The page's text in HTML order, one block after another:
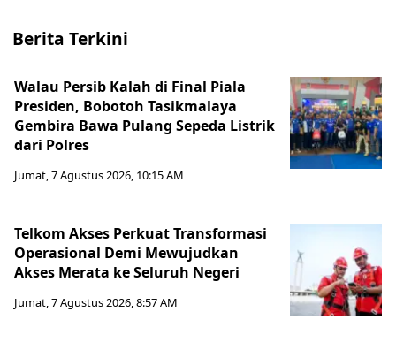
Berita Terkini
Walau Persib Kalah di Final Piala
Presiden, Bobotoh Tasikmalaya
Gembira Bawa Pulang Sepeda Listrik
dari Polres
Jumat, 7 Agustus 2026, 10:15 AM
Telkom Akses Perkuat Transformasi
Operasional Demi Mewujudkan
Akses Merata ke Seluruh Negeri
Jumat, 7 Agustus 2026, 8:57 AM